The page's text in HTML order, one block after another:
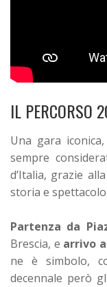
IL PERCORSO
Una gara
sempre
d’Italia, grazie
storia e
Partenza da
Brescia, e arrivo
ne è simbolo,
decennale però